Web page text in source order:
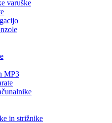
varuške
MP3
in strižnike